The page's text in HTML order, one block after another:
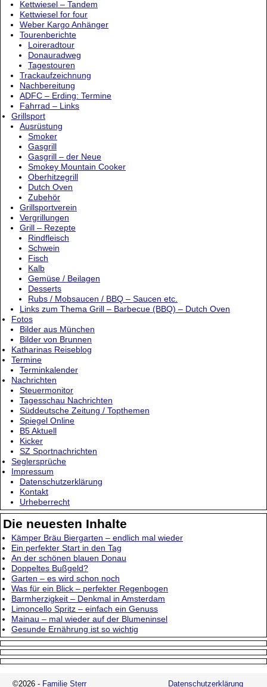
Kettwiesel – Tandem
Kettwiesel for four
Weber Kargo Anhänger
Tourenberichte
Loireradtour
Donauradweg
Tagestouren
Trackaufzeichnung
Nachbereitung
ADFC – Erding: Termine
Fahrrad – Links
Grillsport
Ausrüstung
Smoker
Gasgrill
Gasgrill – der Neue
Smokey Mountain Cooker
Oberhitzegrill
Dutch Oven
Zubehör
Grillsportverein
Vergrillungen
Grill – Rezepte
Rindfleisch
Schwein
Fisch
Kalb
Gemüse / Beilagen
Desserts
Rubs / Mobsaucen / BBQ – Saucen etc.
Links zum Thema Grill – Barbecue (BBQ) – Dutch Oven
Fotos
Bilder aus München
Bilder von Brunnen
Katharinas Reiseblog
Termine
Terminkalender
Nachrichten
Steuermonitor
Tagesschau Nachrichten
Süddeutsche Zeitung / Topthemen
Spiegel Online
B5 Aktuell
Kicker
SZ Sportnachrichten
Seglersprüche
Impressum
Datenschutzerklärung
Kontakt
Urheberrecht
Die neuesten Inhalte
Kämper Bräu Biergarten – endlich mal wieder
Ein perfekter Start in den Tag
An der schönen blauen Donau
Doppeltes Bußgeld?
Garten – es wird schon noch
Was für ein Blick – perfekter Regenbogen
Barmherzigkeit – Denkmal in Amsterdam
Limoncello Spritz – einfach ein Genuss
Mainau – mal wieder auf der Blumeninsel
Gesunde Ernährung ist so wichtig
©2026 - Familie Sterr Datenschutzerklärung